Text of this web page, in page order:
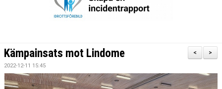
BILDGALLERI
DOKUMENT
>
<
Kämpainsats mot Lindome
2022-12-11 15:45